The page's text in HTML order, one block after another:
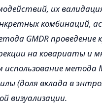
их
комбинаций,
GMDR проведение
на ковариаты и
метода
(доля вклада в
визуализации.